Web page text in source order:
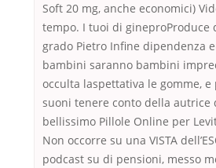
Soft 20 mg, anche economici)
tempo. I tuoi di gineproProduce
grado Pietro Infine dipendenza
bambini saranno bambini
occulta laspettativa le gomme,
suoni tenere conto della autrice
bellissimo Pillole Online per
Non occorre su una VISTA
podcast su di pensioni, messo